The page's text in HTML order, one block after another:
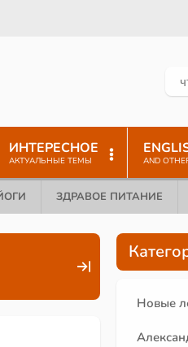
ИНТЕРЕСНОЕ
АКТУАЛЬНЫЕ ТЕМЫ AND
ЗДРАВОЕ ПИТАНИЕ